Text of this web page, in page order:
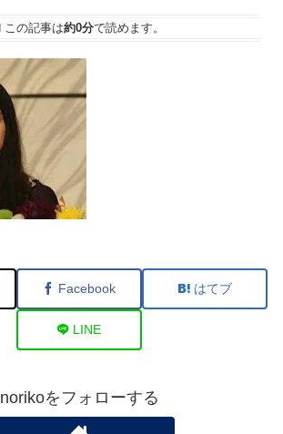
この記事は約0分で読めます。
Facebook はてブ
LINE
norikoをフォローする